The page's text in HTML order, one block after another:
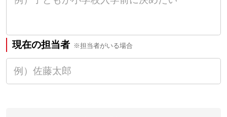
現在の担当者 ※担当者がいる場合